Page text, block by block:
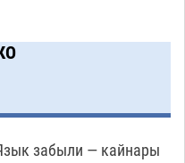
астраханского
льготников
компании в 400
забыли — кайнары